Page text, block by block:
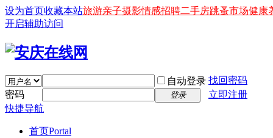
设为首页收藏本站旅游亲子摄影情感招聘二手房跳蚤市场健康
开启辅助访问
自动登录 找回密码
密码
登录
立即注册
快捷导航
首页Portal